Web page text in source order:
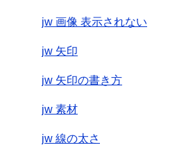
jw 画像 表示されない
jw 矢印
jw 矢印の書き方
jw 素材
jw 線の太さ